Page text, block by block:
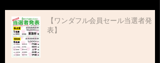
【ワンダフル会員セール当選者発
表】